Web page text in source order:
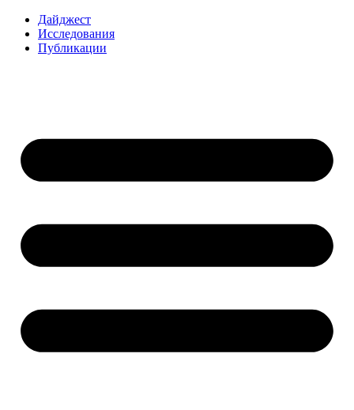
Перейти
содержимому
Дайджест
Исследования
Публикации